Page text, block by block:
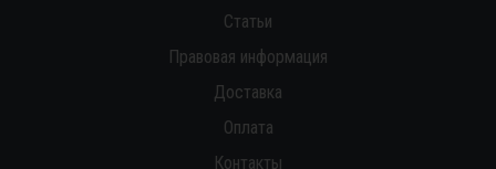
Статьи
Правовая информация
Доставка
Оплата
Контакты